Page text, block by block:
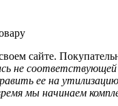
сайте.
не
ее на
мы начинаем